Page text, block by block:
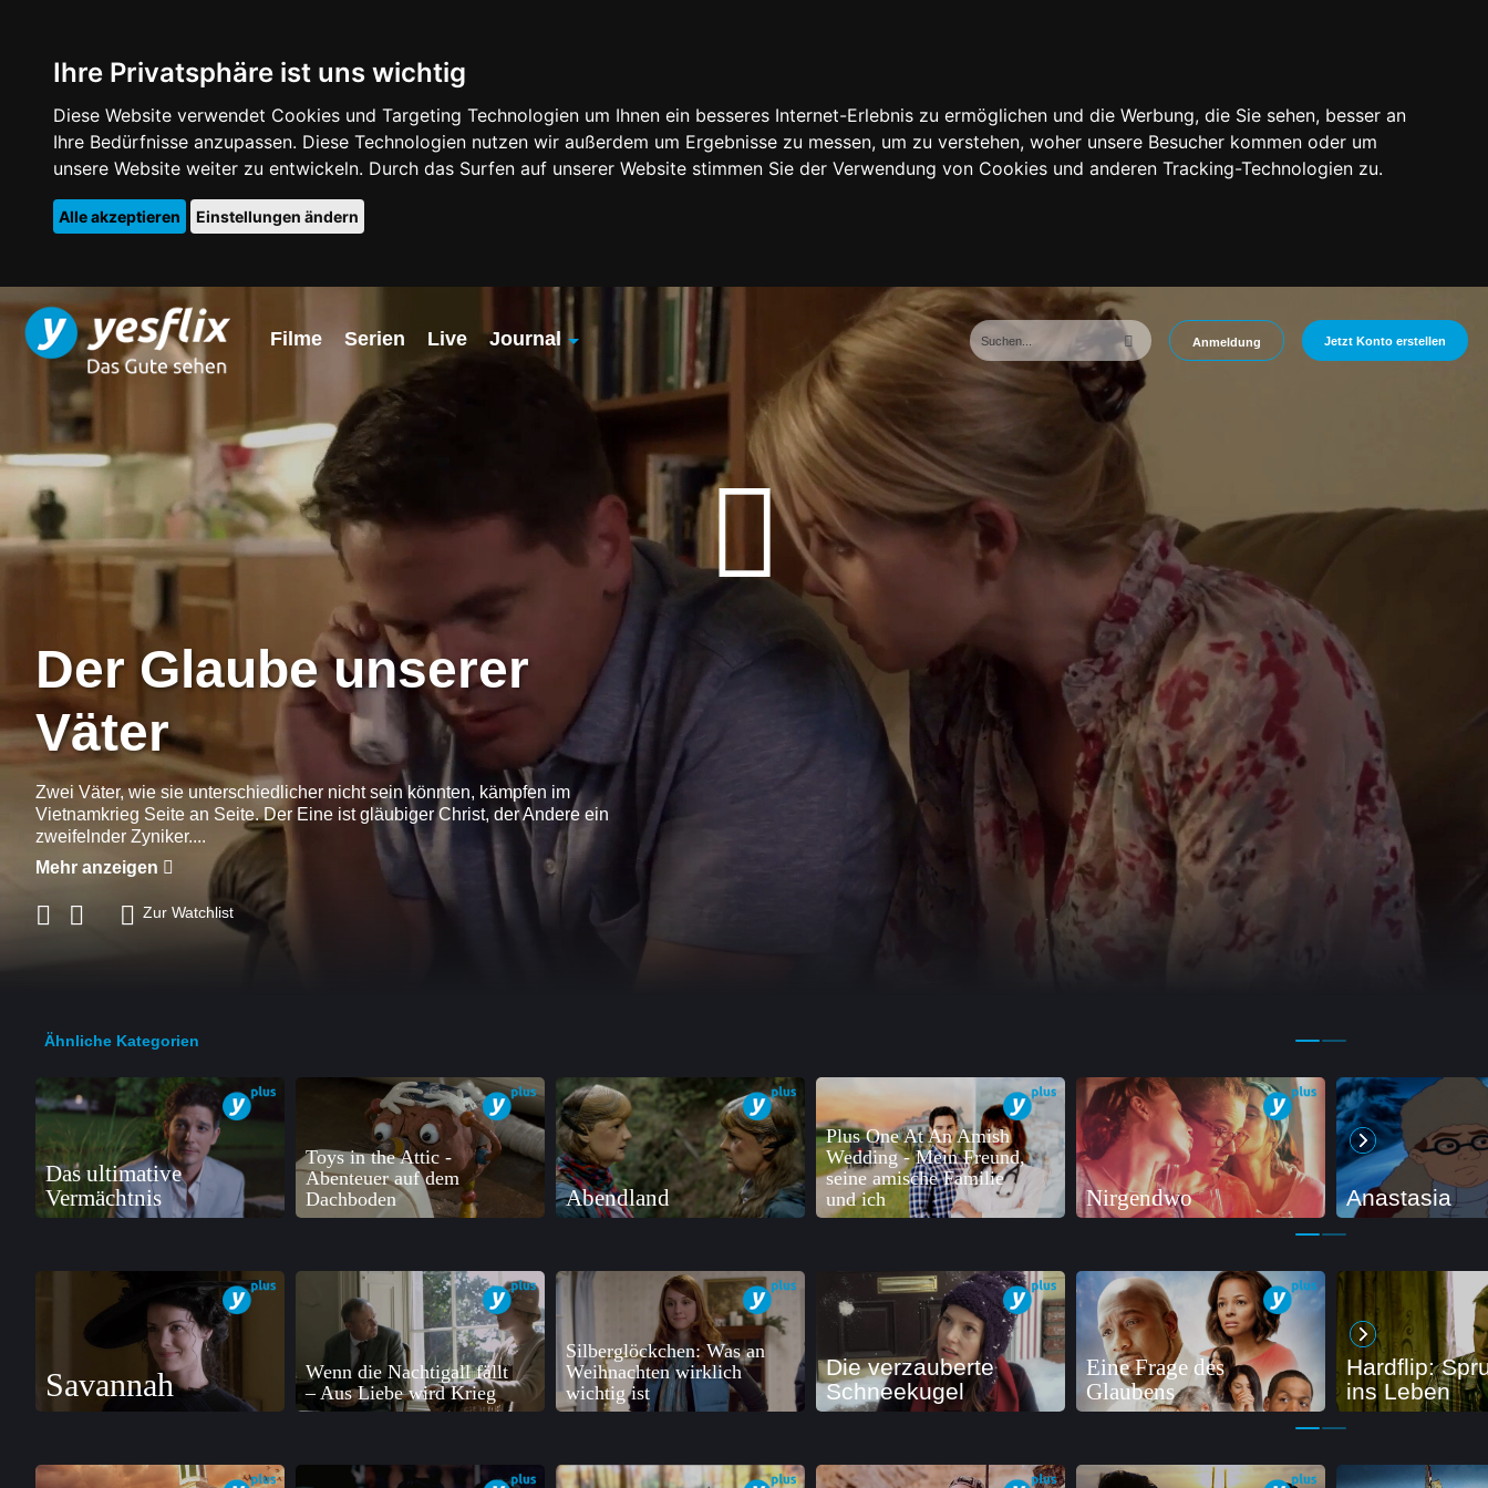
Ihre Privatsphäre ist uns wichtig
Diese Website verwendet Cookies und Targeting Technologien um Ihnen ein besseres Internet-Erlebnis zu ermöglichen und die Werbung, die Sie sehen, besser an
Ihre Bedürfnisse anzupassen. Diese Technologien nutzen wir außerdem um Ergebnisse zu messen, um zu verstehen, woher unsere Besucher kommen oder um
unsere Website weiter zu entwickeln. Durch das Surfen auf unserer Website stimmen Sie der Verwendung von Cookies und anderen Tracking-Technologien zu.
Alle akzeptieren Einstellungen ändern
Filme Serien Live
Journal
Übersicht
Anmeldung Jetzt Konto erstellen
Der Glaube unserer
Väter
Zwei Väter, wie sie unterschiedlicher nicht sein könnten, kämpfen im
Vietnamkrieg Seite an Seite. Der Eine ist gläubiger Christ, der Andere ein
zweifelnder Zyniker....
Mehr anzeigen
Zur Watchlist
Ähnliche Kategorien
Das ultimative
Vermächtnis
Toys in the Attic -
Abenteuer auf dem
Dachboden
Abendland
Plus One At An Amish
Wedding - Mein Freund,
seine amische Familie
und ich
Nirgendwo Anastasia
Savannah
Wenn die Nachtigall fällt
– Aus Liebe wird Krieg
Silberglöckchen: Was an
Weihnachten wirklich
wichtig ist
Die verzauberte
Schneekugel
Eine Frage des
Glaubens
Hardflip:
ins Leben